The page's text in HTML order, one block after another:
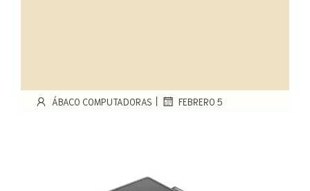
ÁBACO COMPUTADORAS | FEBRERO 5